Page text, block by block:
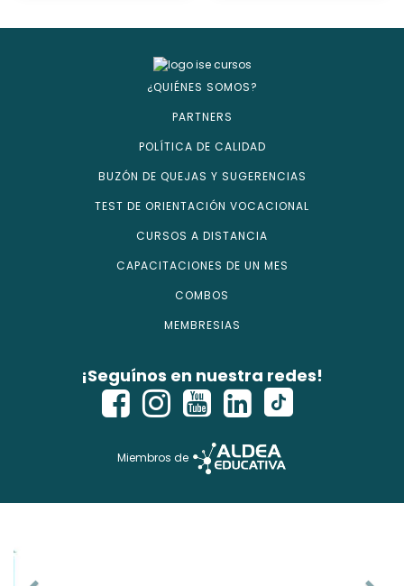
¿QUIÉNES SOMOS?
PARTNERS
POLÍTICA DE CALIDAD
BUZÓN DE QUEJAS Y SUGERENCIAS
TEST DE ORIENTACIÓN VOCACIONAL
CURSOS A DISTANCIA
CAPACITACIONES DE UN MES
COMBOS
MEMBRESIAS
¡Seguínos en nuestra redes!
Miembros de